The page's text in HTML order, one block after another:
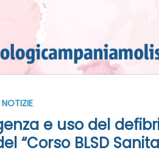
NOTIZIE
e uso del
“Corso BLSD